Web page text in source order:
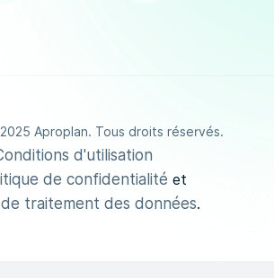
Aproplan. Tous droits réservés.
d'utilisation
de confidentialité et
traitement des données.